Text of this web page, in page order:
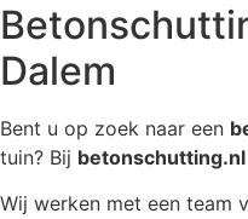
Dalem
Bent u op zoek naar een
tuin? Bij betonschutting.nl
Wij werken met een team